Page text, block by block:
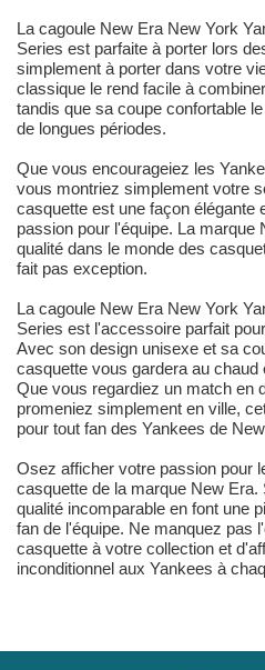
La cagoule New Era New York
Series est parfaite à porter lors
simplement à porter dans votre
classique le rend facile à
tandis que sa coupe confortable
de longues périodes.
Que vous encourageiez les
vous montriez simplement votre
casquette est une façon élégante
passion pour l'équipe. La
qualité dans le monde des
fait pas exception.
La cagoule New Era New York
Series est l'accessoire parfait
Avec son design unisexe et sa
casquette vous gardera au chaud
Que vous regardiez un match en
promeniez simplement en ville,
pour tout fan des Yankees de
Osez afficher votre passion pour
casquette de la marque New
qualité incomparable en font une
fan de l'équipe. Ne manquez pas
casquette à votre collection et
inconditionnel aux Yankees à